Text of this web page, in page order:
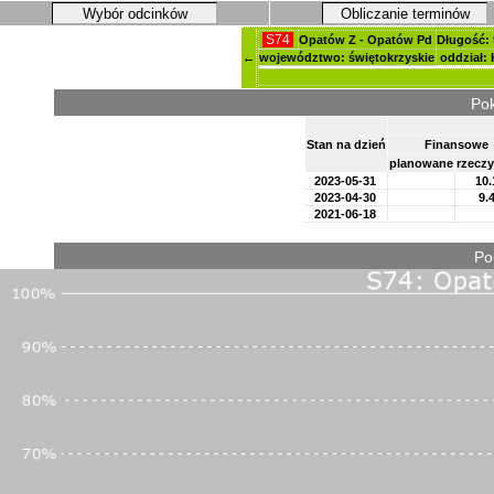
Wybór odcinków Obliczanie terminów
←
S74 Opatów Z - Opatów Pd Długość:
województwo: świętokrzyskie oddział:
Stan na dzień
Finansowe
planowane
2023-05-31
2023-04-30
2021-06-18